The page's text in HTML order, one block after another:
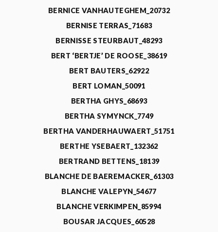
BERNICE VANHAUTEGHEM_20732
BERNISE TERRAS_71683
BERNISSE STEURBAUT_48293
BERT ‘BERTJE’ DE ROOSE_38619
BERT BAUTERS_62922
BERT LOMAN_50091
BERTHA GHYS_68693
BERTHA SYMYNCK_7749
BERTHA VANDERHAUWAERT_51751
BERTHE YSEBAERT_132362
BERTRAND BETTENS_18139
BLANCHE DE BAEREMACKER_61303
BLANCHE VALEPYN_54677
BLANCHE VERKIMPEN_85994
BOUSAR JACQUES_60528